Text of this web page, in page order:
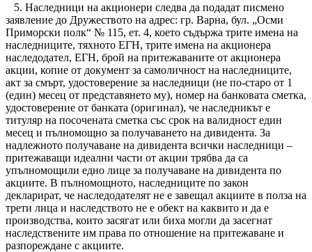
5. Наследници на акционери следва да подадат писмено
заявление до Дружеството на адрес: гр. Варна, бул. „Осми
Приморски полк“ № 115, eт. 4, което съдържа трите имена на
наследниците, тяхното ЕГН, трите имена на акционера
наследодател, ЕГН, брой на притежаваните от акционера
акции, копие от документ за самоличност на наследниците,
акт за смърт, удостоверение за наследници (не по-старо от 1
(един) месец от представянето му), номер на банковата сметка,
удостоверение от банката (оригинал), че наследникът е
титуляр на посочената сметка със срок на валидност един
месец и пълномощно за получаването на дивидента. За
надлежното получаване на дивидента всички наследници –
притежаващи идеални части от акции трябва да са
упълномощили едно лице за получаване на дивидента по
акциите. В пълномощното, наследниците по закон
декларират, че наследодателят не е завещал акциите в полза на
трети лица и наследството не е обект на каквито и да е
производства, които засягат или биха могли да засегнат
наследствените им права по отношение на притежаване и
разпореждане с акциите.